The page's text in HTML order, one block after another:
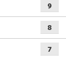
9
8
7